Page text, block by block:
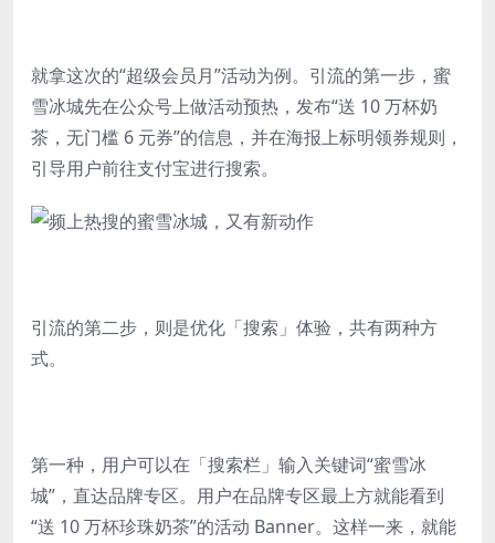
就拿这次的“超级会员月”活动为例。引流的第一步，蜜
雪冰城先在公众号上做活动预热，发布“送 10 万杯奶
茶，无门槛 6 元券”的信息，并在海报上标明领券规则，
引导用户前往支付宝进行搜索。
引流的第二步，则是优化「搜索」体验，共有两种方
式。
第一种，用户可以在「搜索栏」输入关键词“蜜雪冰
城”，直达品牌专区。用户在品牌专区最上方就能看到
“送 10 万杯珍珠奶茶”的活动 Banner。这样一来，就能